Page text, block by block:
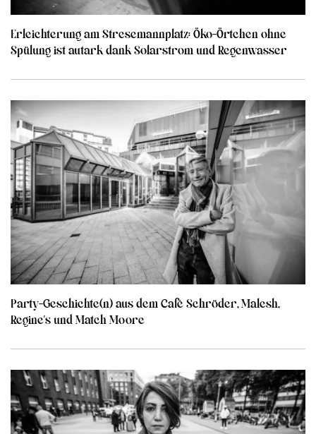
Erleichterung am Stresemannplatz: Öko-Örtchen ohne
Spülung ist autark dank Solarstrom und Regenwasser
Party-Geschichte(n) aus dem Café Schröder, Malesh,
Regine’s und Match Moore